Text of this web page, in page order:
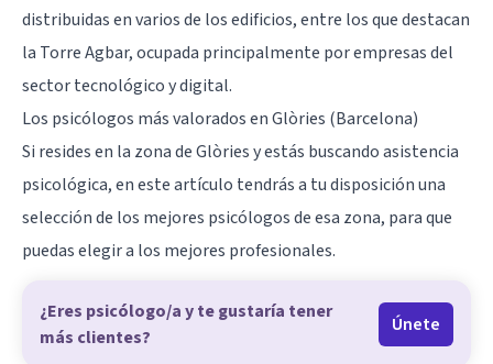
distribuidas en varios de los edificios, entre los que destacan
la Torre Agbar, ocupada principalmente por empresas del
sector tecnológico y digital.
Los psicólogos más valorados en Glòries (Barcelona)
Si resides en la zona de Glòries y estás buscando asistencia
psicológica, en este artículo tendrás a tu disposición una
selección de los mejores psicólogos de esa zona, para que
puedas elegir a los mejores profesionales.
¿Eres psicólogo/a y te gustaría tener
más clientes?
Únete